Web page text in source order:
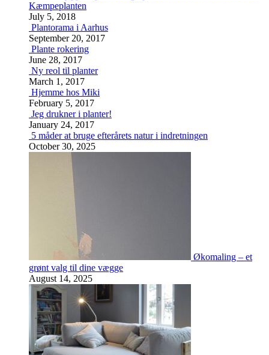
Kæmpeplanten
July 5, 2018
Plantorama i Aarhus
September 20, 2017
Plante rokering
June 28, 2017
Ny reol til planter
March 1, 2017
Hjemme hos Miki
February 5, 2017
Jeg drukner i planter!
January 24, 2017
5 måder at bruge efterårets natur i indretningen
October 30, 2025
Økomaling – et
grønt valg til dine vægge
August 14, 2025